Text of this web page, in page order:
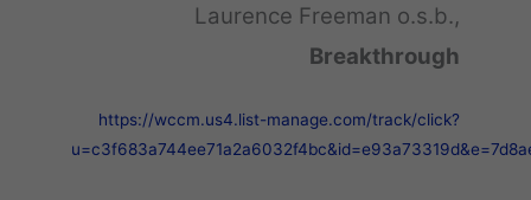
Laurence Freeman o.s.b.,
Breakthrough
https://wccm.us4.list-manage.com/track/click?